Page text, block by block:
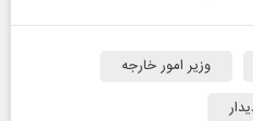
وزیر امور خارجه